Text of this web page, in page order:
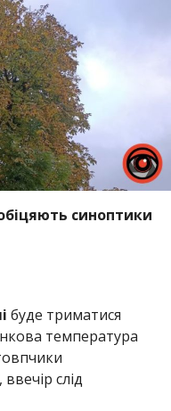
синоптики
буде триматися
температура
, ввечір слід